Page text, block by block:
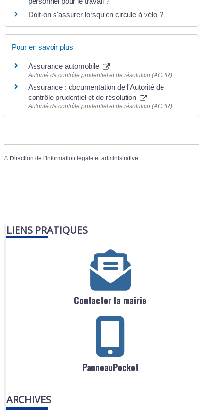
Doit-on s'assurer lorsqu'on circule à vélo ?
Pour en savoir plus
Assurance automobile
Autorité de contrôle prudentiel et de résolution (ACPR)
Assurance : documentation de l'Autorité de
contrôle prudentiel et de résolution
Autorité de contrôle prudentiel et de résolution (ACPR)
© Direction de l'information légale et administrative
LIENS PRATIQUES
Contacter la mairie
PanneauPocket
ARCHIVES